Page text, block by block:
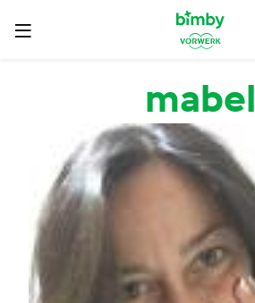
Salta al contenuto principale
mabel